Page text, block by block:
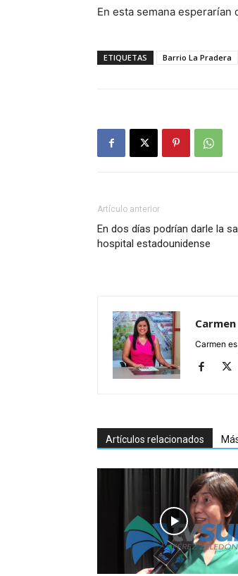
En esta semana
ETIQUETAS Barrio La Pradera
Artículo anterior
En dos días podrían darle la
hospital estadounidense
Carmen
Artículos relacionados